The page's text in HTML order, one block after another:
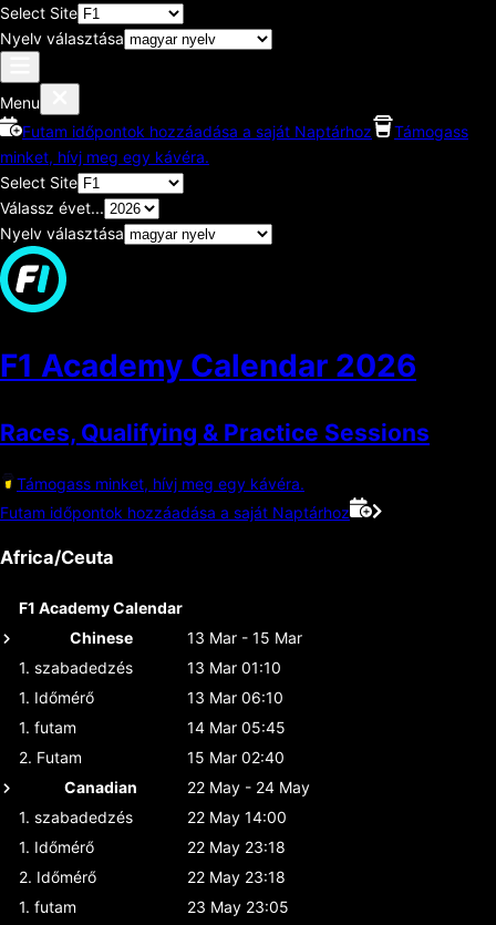
Select Site
Nyelv választása
Menu
Futam időpontok hozzáadása a saját Naptárhoz
Támogass
minket, hívj meg egy kávéra.
Select Site
Válassz évet...
Nyelv választása
F1 Academy Calendar 2026
Races, Qualifying & Practice Sessions
Támogass minket, hívj meg egy kávéra.
Futam időpontok hozzáadása a saját Naptárhoz
Africa/Ceuta
F1 Academy Calendar
Chinese
13 Mar - 15 Mar
1. szabadedzés
13 Mar 01:10
1. Időmérő
13 Mar 06:10
1. futam
14 Mar 05:45
2. Futam
15 Mar 02:40
Canadian
22 May - 24 May
1. szabadedzés
22 May 14:00
1. Időmérő
22 May 23:18
2. Időmérő
22 May 23:18
1. futam
23 May 23:05